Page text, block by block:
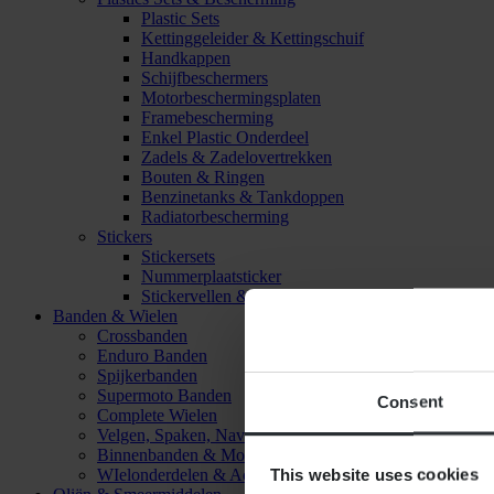
Consent
This website uses cookies
Plastic Sets
Kettinggeleider & Kettingschuif
Handkappen
Schijfbeschermers
Motorbeschermingsplaten
Framebescherming
Enkel Plastic Onderdeel
Zadels & Zadelovertrekken
Bouten & Ringen
Benzinetanks & Tankdoppen
Radiatorbescherming
Stickers
Stickersets
Nummerplaatsticker
Stickervellen & Stickers
Banden & Wielen
Crossbanden
Enduro Banden
Spijkerbanden
Supermoto Banden
Complete Wielen
Velgen, Spaken, Naven & Lagers
Binnenbanden & Mousses
WIelonderdelen & Accessoires